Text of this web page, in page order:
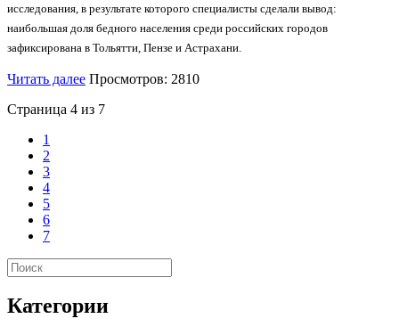
исследования, в результате которого специалисты сделали вывод:
наибольшая доля бедного населения среди российских городов
зафиксирована в Тольятти, Пензе и Астрахани.
Читать далее Просмотров: 2810
Страница 4 из 7
1
2
3
4
5
6
7
Категории